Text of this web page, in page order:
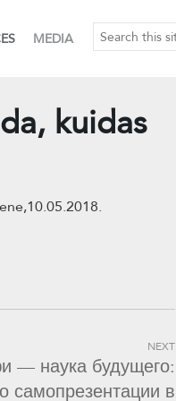
MEDIA
kuidas
NEXT
— наука будущего:
самопрезентации в